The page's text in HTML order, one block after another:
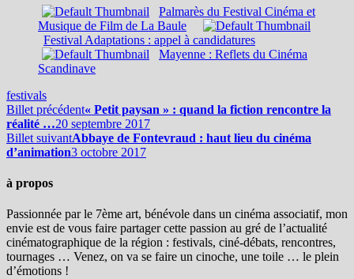
Palmarès du Festival Cinéma et
Musique de Film de La Baule
Festival Adaptations : appel à candidatures
Mayenne : Reflets du Cinéma
Scandinave
festivals
Billet précédent« Petit paysan » : quand la fiction rencontre la
réalité …20 septembre 2017
Billet suivantAbbaye de Fontevraud : haut lieu du cinéma
d’animation3 octobre 2017
à propos
Passionnée par le 7ème art, bénévole dans un cinéma associatif, mon
envie est de vous faire partager cette passion au gré de l’actualité
cinématographique de la région : festivals, ciné-débats, rencontres,
tournages … Venez, on va se faire un cinoche, une toile … le plein
d’émotions !